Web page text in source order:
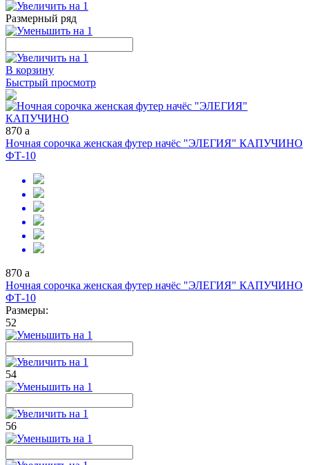
Размерный ряд
В корзину
Быстрый просмотр
870 a
Ночная сорочка женская футер начёс "ЭЛЕГИЯ" КАПУЧИНО
ФТ-10
870 a
Ночная сорочка женская футер начёс "ЭЛЕГИЯ" КАПУЧИНО
ФТ-10
Размеры:
52
54
56